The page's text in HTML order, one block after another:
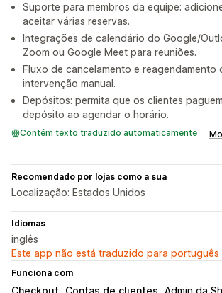
Suporte para membros da equipe:
aceitar várias reservas.
Integrações de calendário do Google/
Zoom ou Google Meet para reuniões.
Fluxo de cancelamento e reagendamento
intervenção manual.
Depósitos: permita que os clientes
depósito ao agendar o horário.
Contém texto traduzido automaticamente
Recomendado por lojas como a sua
Localização: Estados Unidos
Idiomas
inglês
Este app não está traduzido para português
Funciona com